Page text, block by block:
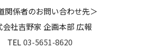
関係者のお問い合わせ先＞
会社吉野家 企画本部 広報
TEL 03-5651-8620